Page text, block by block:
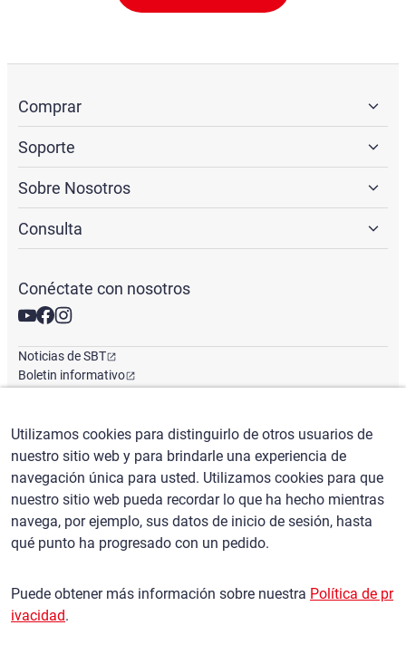
Comprar
Soporte
Sobre Nosotros
Consulta
Conéctate con nosotros
Noticias de SBT
Boletin informativo
Español / ($) USD
política de privacidad
Política de reclamaciones
Política básica contra las fuerzas antisociales
Utilizamos cookies para distinguirlo de otros usuarios de
nuestro sitio web y para brindarle una experiencia de
navegación única para usted. Utilizamos cookies para que
nuestro sitio web pueda recordar lo que ha hecho mientras
navega, por ejemplo, sus datos de inicio de sesión, hasta
qué punto ha progresado con un pedido.
Puede obtener más información sobre nuestra Política de pr
ivacidad.